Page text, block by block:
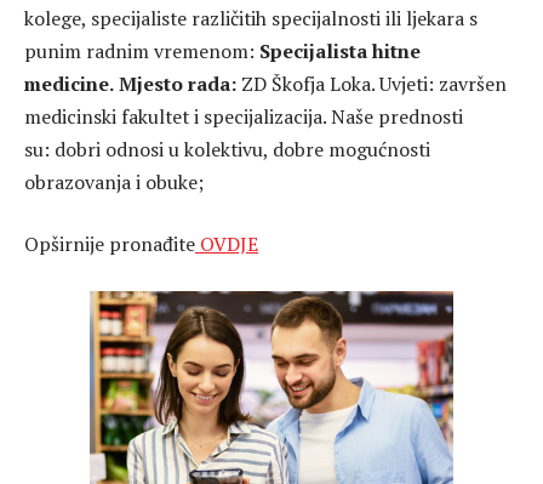
kolege, specijaliste različitih specijalnosti ili ljekara s
punim radnim vremenom: Specijalista hitne
medicine.Mjesto rada: ZD Škofja Loka. Uvjeti: završen
medicinski fakultet i specijalizacija. Naše prednosti
su: dobri odnosi u kolektivu, dobre mogućnosti
obrazovanja i obuke;
Opširnije pronađite OVDJE